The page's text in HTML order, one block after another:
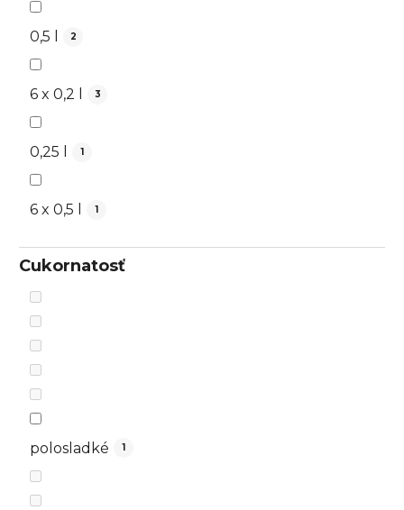
0,5 l 2
6 x 0,2 l 3
0,25 l 1
6 x 0,5 l 1
Cukornatosť
polosladké 1